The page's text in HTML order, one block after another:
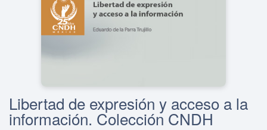
Libertad de expresión y acceso a la
información. Colección CNDH